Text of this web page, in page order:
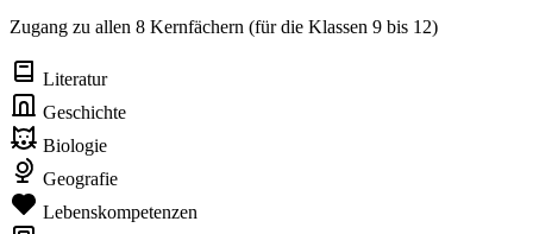
Zugang zu allen 8 Kernfächern (für die Klassen 9 bis 12)
Literatur
Geschichte
Biologie
Geografie
Lebenskompetenzen